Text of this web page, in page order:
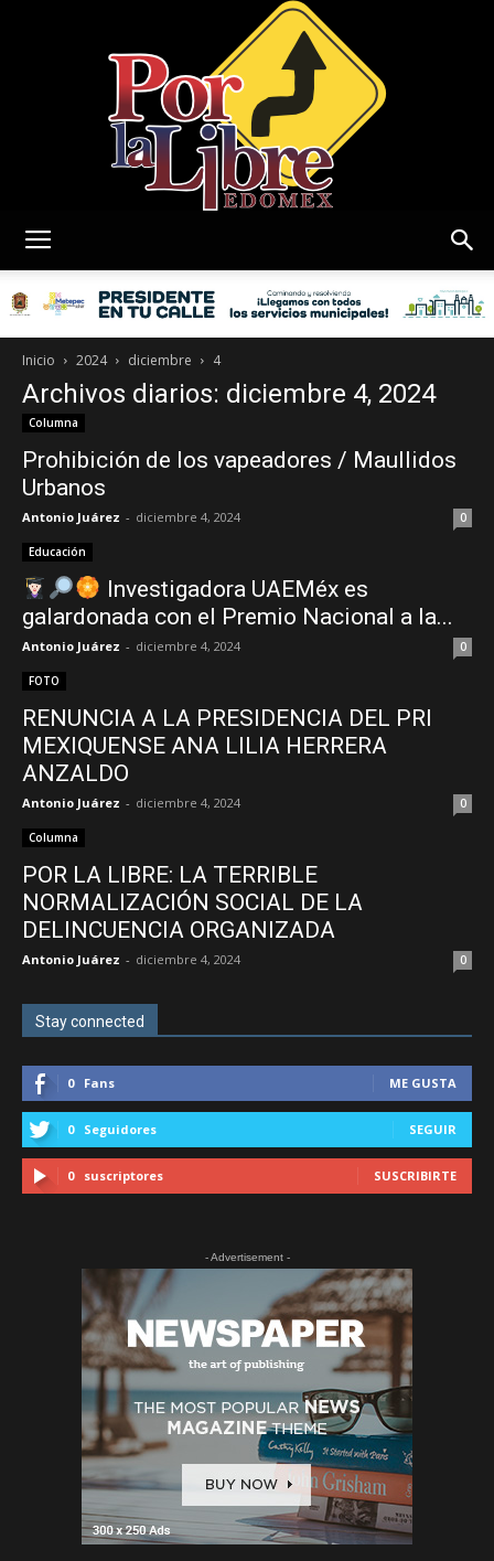
Libre
Inicio 2024 diciembre 4
Archivos diarios: diciembre 4, 2024
Columna
Prohibición de los vapeadores / Maullidos
Urbanos
Antonio Juárez - diciembre 4, 2024 0
Educación
Investigadora UAEMéx es
galardonada con el Premio Nacional a la...
Antonio Juárez - diciembre 4, 2024 0
FOTO
RENUNCIA A LA PRESIDENCIA DEL PRI
MEXIQUENSE ANA LILIA HERRERA
ANZALDO
Antonio Juárez - diciembre 4, 2024 0
Columna
POR LA LIBRE: LA TERRIBLE
NORMALIZACIÓN SOCIAL DE LA
DELINCUENCIA ORGANIZADA
Antonio Juárez - diciembre 4, 2024 0
Stay connected
0 Fans ME GUSTA
0 Seguidores SEGUIR
0 suscriptores SUSCRIBIRTE
- Advertisement -